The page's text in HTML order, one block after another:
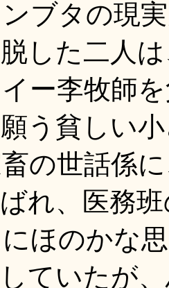
ブタの現
した二人
ー李牧師
う貧しい
の世話係
れ、医務
ほのかな
ていたが